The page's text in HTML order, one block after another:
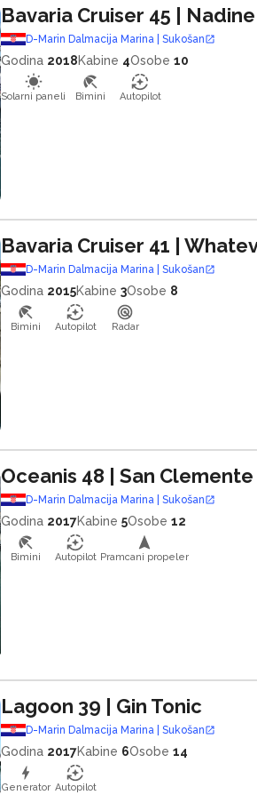
Bavaria Cruiser 45 | Nadine
D-Marin Dalmacija Marina | Sukošan
Godina 2018Kabine 4Osobe 10
Solarni paneli Bimini Autopilot
Bavaria Cruiser 41 |
D-Marin Dalmacija Marina | Sukošan
Godina 2015Kabine 3Osobe 8
Bimini Autopilot Radar
Oceanis 48 | San Clemente
D-Marin Dalmacija Marina | Sukošan
Godina 2017Kabine 5Osobe 12
Bimini Autopilot Pramcani propeler
Lagoon 39 | Gin Tonic
D-Marin Dalmacija Marina | Sukošan
Godina 2017Kabine 6Osobe 14
Generator Autopilot